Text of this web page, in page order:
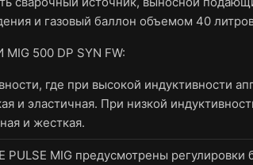
и газовый баллон объемом 40
500 DP SYN FW:
где при высокой индуктивности
и эластичная. При низкой
и жесткая.
PULSE MIG предусмотрены регулировки